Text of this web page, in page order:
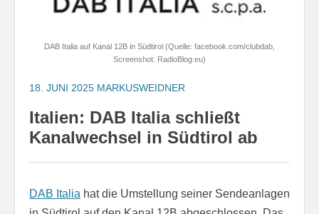
DAB Italia auf Kanal 12B in Südtirol (Quelle: facebook.com/clubdab,
Screenshot: RadioBlog.eu)
18. JUNI 2025 MARKUSWEIDNER
Italien: DAB Italia schließt
Kanalwechsel in Südtirol ab
DAB Italia hat die Umstellung seiner Sendeanlagen